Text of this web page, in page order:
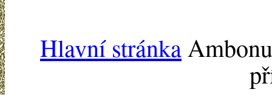
Hlavní stránka